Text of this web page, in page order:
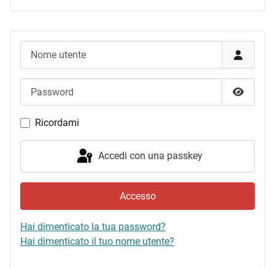
Mostra
Ricordami
Accedi con una passkey
Accesso
Hai dimenticato la tua password?
Hai dimenticato il tuo nome utente?